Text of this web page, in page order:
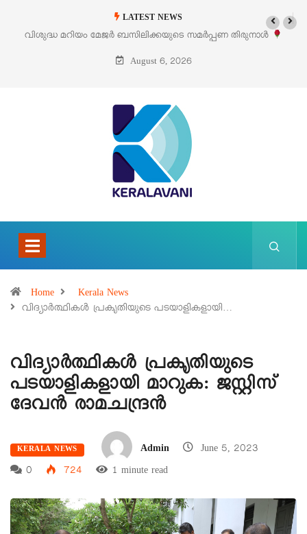
LATEST NEWS
തിരുനാൾ
‘പെറ്റൽസ്’ ലൈഫ് സ്റ്റൈൽ എക്സിബിഷനും
August 6, 2026
Home
Kerala News
വിദ്യാർത്ഥികൾ പ്രകൃതിയുടെ പടയാളികളായി…
വിദ്യാർത്ഥികൾ പ്രകൃതിയുടെ
പടയാളികളായി മാറുക: ജസ്റ്റിസ്
ദേവൻ രാമചന്ദ്രൻ
KERALA NEWS Admin
June 5, 2023
0
724 1 minute read